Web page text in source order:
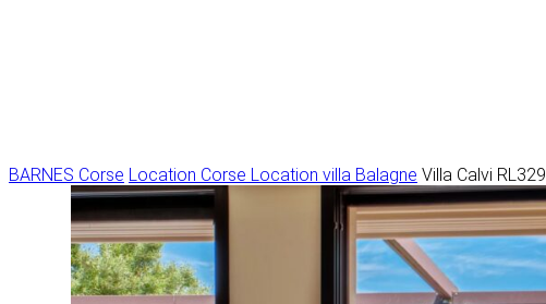
BARNES Corse Location Corse Location villa Balagne Villa Calvi RL329